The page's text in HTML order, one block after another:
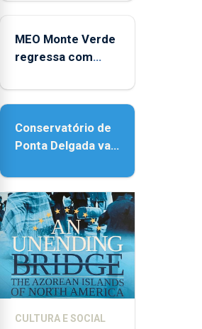
no Coliseu
MEO Monte Verde
regressa com
acessibilidade
Conservatório de
Ponta Delgada vai
instrumentos
CULTURA E SOCIAL